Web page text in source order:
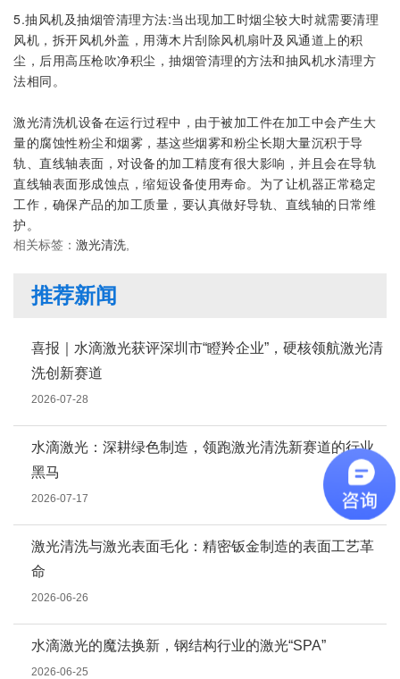
5.抽风机及抽烟管清理方法:当出现加工时烟尘较大时就需要清理
风机，拆开风机外盖，用薄木片刮除风机扇叶及风通道上的积
尘，后用高压枪吹净积尘，抽烟管清理的方法和抽风机水清理方
法相同。
激光清洗机设备在运行过程中，由于被加工件在加工中会产生大
量的腐蚀性粉尘和烟雾，基这些烟雾和粉尘长期大量沉积于导
轨、直线轴表面，对设备的加工精度有很大影响，并且会在导轨
直线轴表面形成蚀点，缩短设备使用寿命。为了让机器正常稳定
工作，确保产品的加工质量，要认真做好导轨、直线轴的日常维
护。
相关标签： 激光清洗
推荐新闻
喜报｜水滴激光获评深圳市“瞪羚企业”，硬核领航激光清
洗创新赛道
2026-07-28
水滴激光：深耕绿色制造，领跑激光清洗新赛道的行业
黑马
2026-07-17
激光清洗与激光表面毛化：精密钣金制造的表面工艺革
命
2026-06-26
水滴激光的魔法换新，钢结构行业的激光“SPA”
2026-06-25